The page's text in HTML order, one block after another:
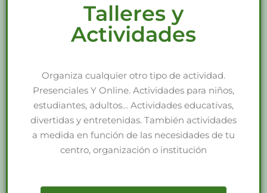
Talleres y
Actividades
Organiza cualquier otro tipo de actividad.
Presenciales Y Online. Actividades para niños,
estudiantes, adultos… Actividades educativas,
divertidas y entretenidas. También actividades
a medida en función de las necesidades de tu
centro, organización o institución